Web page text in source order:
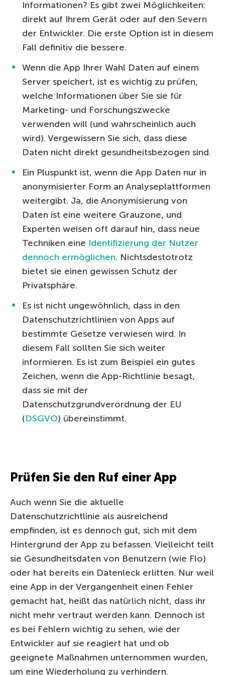
Informationen? Es gibt zwei Möglichkeiten:
direkt auf Ihrem Gerät oder auf den Severn
der Entwickler. Die erste Option ist in diesem
Fall definitiv die bessere.
Wenn die App Ihrer Wahl Daten auf einem
Server speichert, ist es wichtig zu prüfen,
welche Informationen über Sie sie für
Marketing- und Forschungszwecke
verwenden will (und wahrscheinlich auch
wird). Vergewissern Sie sich, dass diese
Daten nicht direkt gesundheitsbezogen sind.
Ein Pluspunkt ist, wenn die App Daten nur in
anonymisierter Form an Analyseplattformen
weitergibt. Ja, die Anonymisierung von
Daten ist eine weitere Grauzone, und
Experten weisen oft darauf hin, dass neue
Techniken eine Identifizierung der Nutzer
dennoch ermöglichen. Nichtsdestotrotz
bietet sie einen gewissen Schutz der
Privatsphäre.
Es ist nicht ungewöhnlich, dass in den
Datenschutzrichtlinien von Apps auf
bestimmte Gesetze verwiesen wird. In
diesem Fall sollten Sie sich weiter
informieren. Es ist zum Beispiel ein gutes
Zeichen, wenn die App-Richtlinie besagt,
dass sie mit der
Datenschutzgrundverordnung der EU
(DSGVO) übereinstimmt.
Prüfen Sie den Ruf einer App
Auch wenn Sie die aktuelle
Datenschutzrichtlinie als ausreichend
empfinden, ist es dennoch gut, sich mit dem
Hintergrund der App zu befassen. Vielleicht teilt
sie Gesundheitsdaten von Benutzern (wie Flo)
oder hat bereits ein Datenleck erlitten. Nur weil
eine App in der Vergangenheit einen Fehler
gemacht hat, heißt das natürlich nicht, dass ihr
nicht mehr vertraut werden kann. Dennoch ist
es bei Fehlern wichtig zu sehen, wie der
Entwickler auf sie reagiert hat und ob
geeignete Maßnahmen unternommen wurden,
um eine Wiederholung zu verhindern.